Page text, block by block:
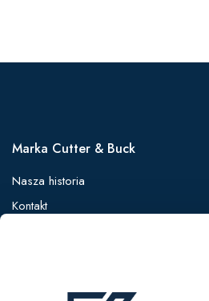
Marka Cutter & Buck
Nasza historia
Kontakt